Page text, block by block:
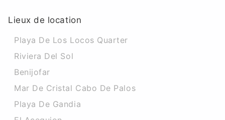
Lieux de location
Playa De Los Locos Quarter
Riviera Del Sol
Benijofar
Mar De Cristal Cabo De Palos
Playa De Gandia